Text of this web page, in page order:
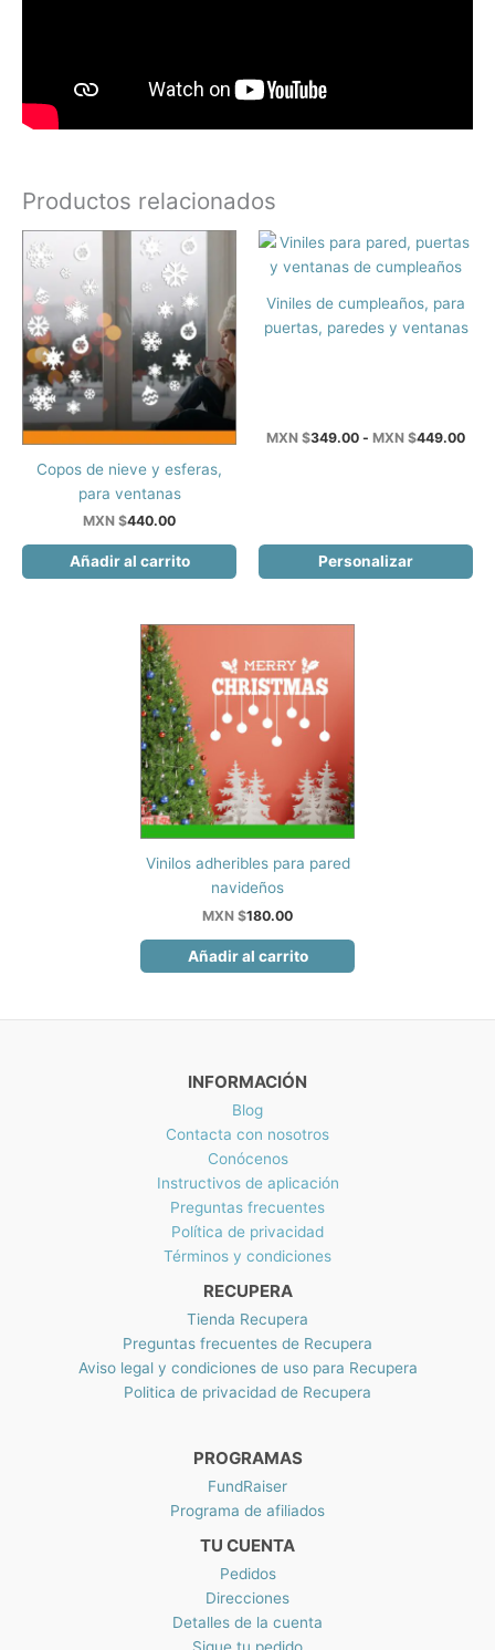
Productos relacionados
Copos de nieve y esferas,
para ventanas
MXN $440.00
Añadir al carrito
Viniles de cumpleaños, para
puertas, paredes y ventanas
MXN $349.00 - MXN $449.00
Personalizar
Este
producto
opciones
en
la
Vinilos adheribles para pared
navideños
MXN $180.00
Añadir al carrito
INFORMACIÓN
Blog
Contacta con nosotros
Conócenos
Instructivos de aplicación
Preguntas frecuentes
Política de privacidad
Términos y condiciones
RECUPERA
Tienda Recupera
Preguntas frecuentes de Recupera
Aviso legal y condiciones de uso para Recupera
Politica de privacidad de Recupera
PROGRAMAS
FundRaiser
Programa de afiliados
TU CUENTA
Pedidos
Direcciones
Detalles de la cuenta
Sigue tu pedido